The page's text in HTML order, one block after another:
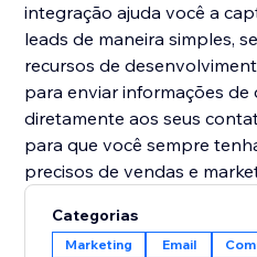
integração ajuda você a
leads de maneira simples,
recursos de
para enviar informações de
diretamente aos seus
para que você sempre
precisos de vendas e
Categorias
Marketing Email